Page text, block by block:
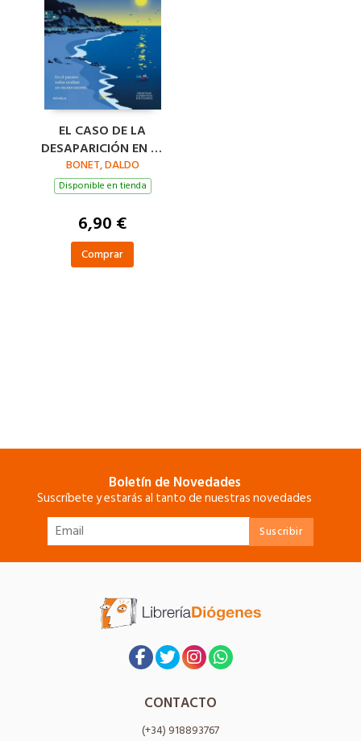
EL CASO DE LA
DESAPARICIÓN EN EL
JARDÍN DEL MAR
BONET, DALDO
Disponible en tienda
6,90 €
Comprar
Boletín de Novedades
Suscríbete y estarás al tanto de nuestras novedades
CONTACTO
(+34) 918893767